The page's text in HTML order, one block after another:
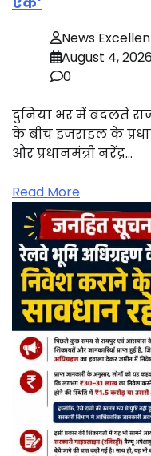
News
August 4,
0
दुनिया भर में बदलते
के बीच इजराइल के
और प्रधानमंत्री नरेंद्र…
Read More